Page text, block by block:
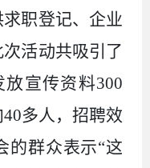
职登记、企业
活动共吸引了
放宣传资料300
40多人，招聘效
的群众表示“这